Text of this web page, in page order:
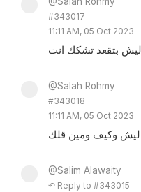
#343017
11:11 AM, 05 Oct 2023
ليش بتقعد تشكك انت
@Salah Rohmy
#343018
11:11 AM, 05 Oct 2023
ليش وكيف ومين قلك
@Salim Alawaity
↶ Reply to #343015